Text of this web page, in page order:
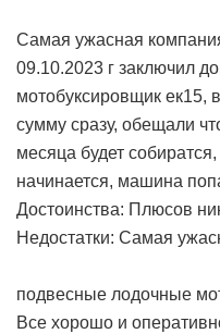
Самая ужасная
09.10.2023 г заключил
мотобуксировщик ек15,
сумму сразу, обещали
месяца будет
начинается, машина
Достоинства: Плюсов
Недостатки: Самая
подвесные лодочные
Все хорошо и